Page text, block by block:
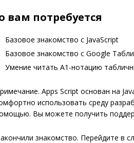
вам потребуется
Базовое знакомство с JavaScript
Базовое знакомство с Google
Умение читать А1-нотацию
Apps Script основан на
использовать среду
Вы можете получить
знакомство. Перейдите в